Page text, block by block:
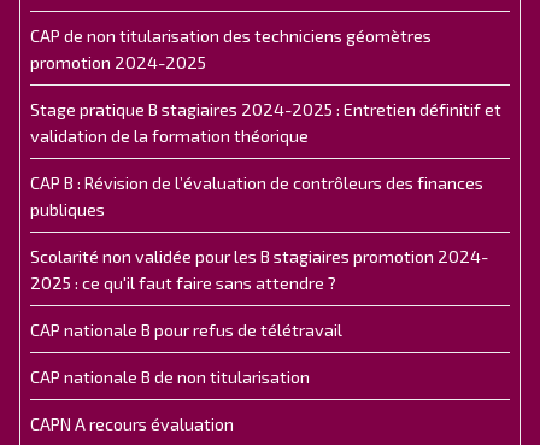
CAP de non titularisation des techniciens géomètres
promotion 2024-2025
Stage pratique B stagiaires 2024-2025 : Entretien définitif et
validation de la formation théorique
CAP B : Révision de l’évaluation de contrôleurs des finances
publiques
Scolarité non validée pour les B stagiaires promotion 2024-
2025 : ce qu'il faut faire sans attendre ?
CAP nationale B pour refus de télétravail
CAP nationale B de non titularisation
CAPN A recours évaluation